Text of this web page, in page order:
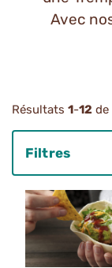
Avec
Résultats 1-12 de
Filtres
Category